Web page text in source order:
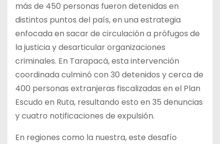
más de 450 personas fueron detenidas en
distintos puntos del país, en una estrategia
enfocada en sacar de circulación a prófugos de
la justicia y desarticular organizaciones
criminales. En Tarapacá, esta intervención
coordinada culminó con 30 detenidos y cerca de
400 personas extranjeras fiscalizadas en el Plan
Escudo en Ruta, resultando esto en 35 denuncias
y cuatro notificaciones de expulsión.
En regiones como la nuestra, este desafío